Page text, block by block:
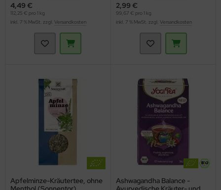
4,49 €
112,25 € pro 1 kg
inkl. 7 % MwSt. zzgl. Versandkosten
2,99 €
99,67 € pro 1 kg
inkl. 7 % MwSt. zzgl. Versandkosten
Apfelminze-Kräutertee, ohne
Ashwagandha Balance -